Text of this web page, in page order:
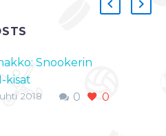
Snookerin
kisat
0 0
2018